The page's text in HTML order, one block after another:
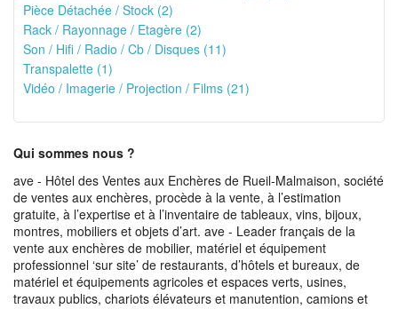
Pièce Détachée / Stock (2)
Rack / Rayonnage / Etagère (2)
Son / Hifi / Radio / Cb / Disques (11)
Transpalette (1)
Vidéo / Imagerie / Projection / Films (21)
Qui sommes nous ?
ave - Hôtel des Ventes aux Enchères de Rueil-Malmaison, société
de ventes aux enchères, procède à la vente, à l’estimation
gratuite, à l’expertise et à l’inventaire de tableaux, vins, bijoux,
montres, mobiliers et objets d’art. ave - Leader français de la
vente aux enchères de mobilier, matériel et équipement
professionnel ‘sur site’ de restaurants, d’hôtels et bureaux, de
matériel et équipements agricoles et espaces verts, usines,
travaux publics, chariots élévateurs et manutention, camions et